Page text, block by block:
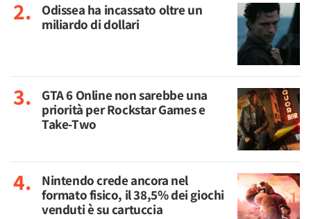
Odissea ha incassato oltre un
miliardo di dollari
GTA 6 Online non sarebbe una
priorità per Rockstar Games e
Take-Two
Nintendo crede ancora nel
formato fisico, il 38,5% dei giochi
venduti è su cartuccia